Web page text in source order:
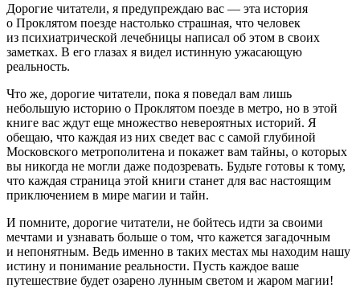
Дорогие читатели, я предупреждаю вас — эта история
о Проклятом поезде настолько страшная, что человек
из психиатрической лечебницы написал об этом в своих
заметках. В его глазах я видел истинную ужасающую
реальность.
Что же, дорогие читатели, пока я поведал вам лишь
небольшую историю о Проклятом поезде в метро, но в этой
книге вас ждут еще множество невероятных историй. Я
обещаю, что каждая из них сведет вас с самой глубиной
Московского метрополитена и покажет вам тайны, о которых
вы никогда не могли даже подозревать. Будьте готовы к тому,
что каждая страница этой книги станет для вас настоящим
приключением в мире магии и тайн.
И помните, дорогие читатели, не бойтесь идти за своими
мечтами и узнавать больше о том, что кажется загадочным
и непонятным. Ведь именно в таких местах мы находим нашу
истину и понимание реальности. Пусть каждое ваше
путешествие будет озарено лунным светом и жаром магии!